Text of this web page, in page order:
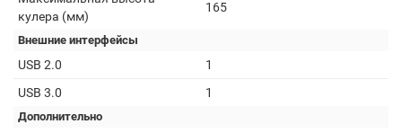
кулера (мм)
165
Внешние интерфейсы
USB 2.0
1
USB 3.0
1
Дополнительно